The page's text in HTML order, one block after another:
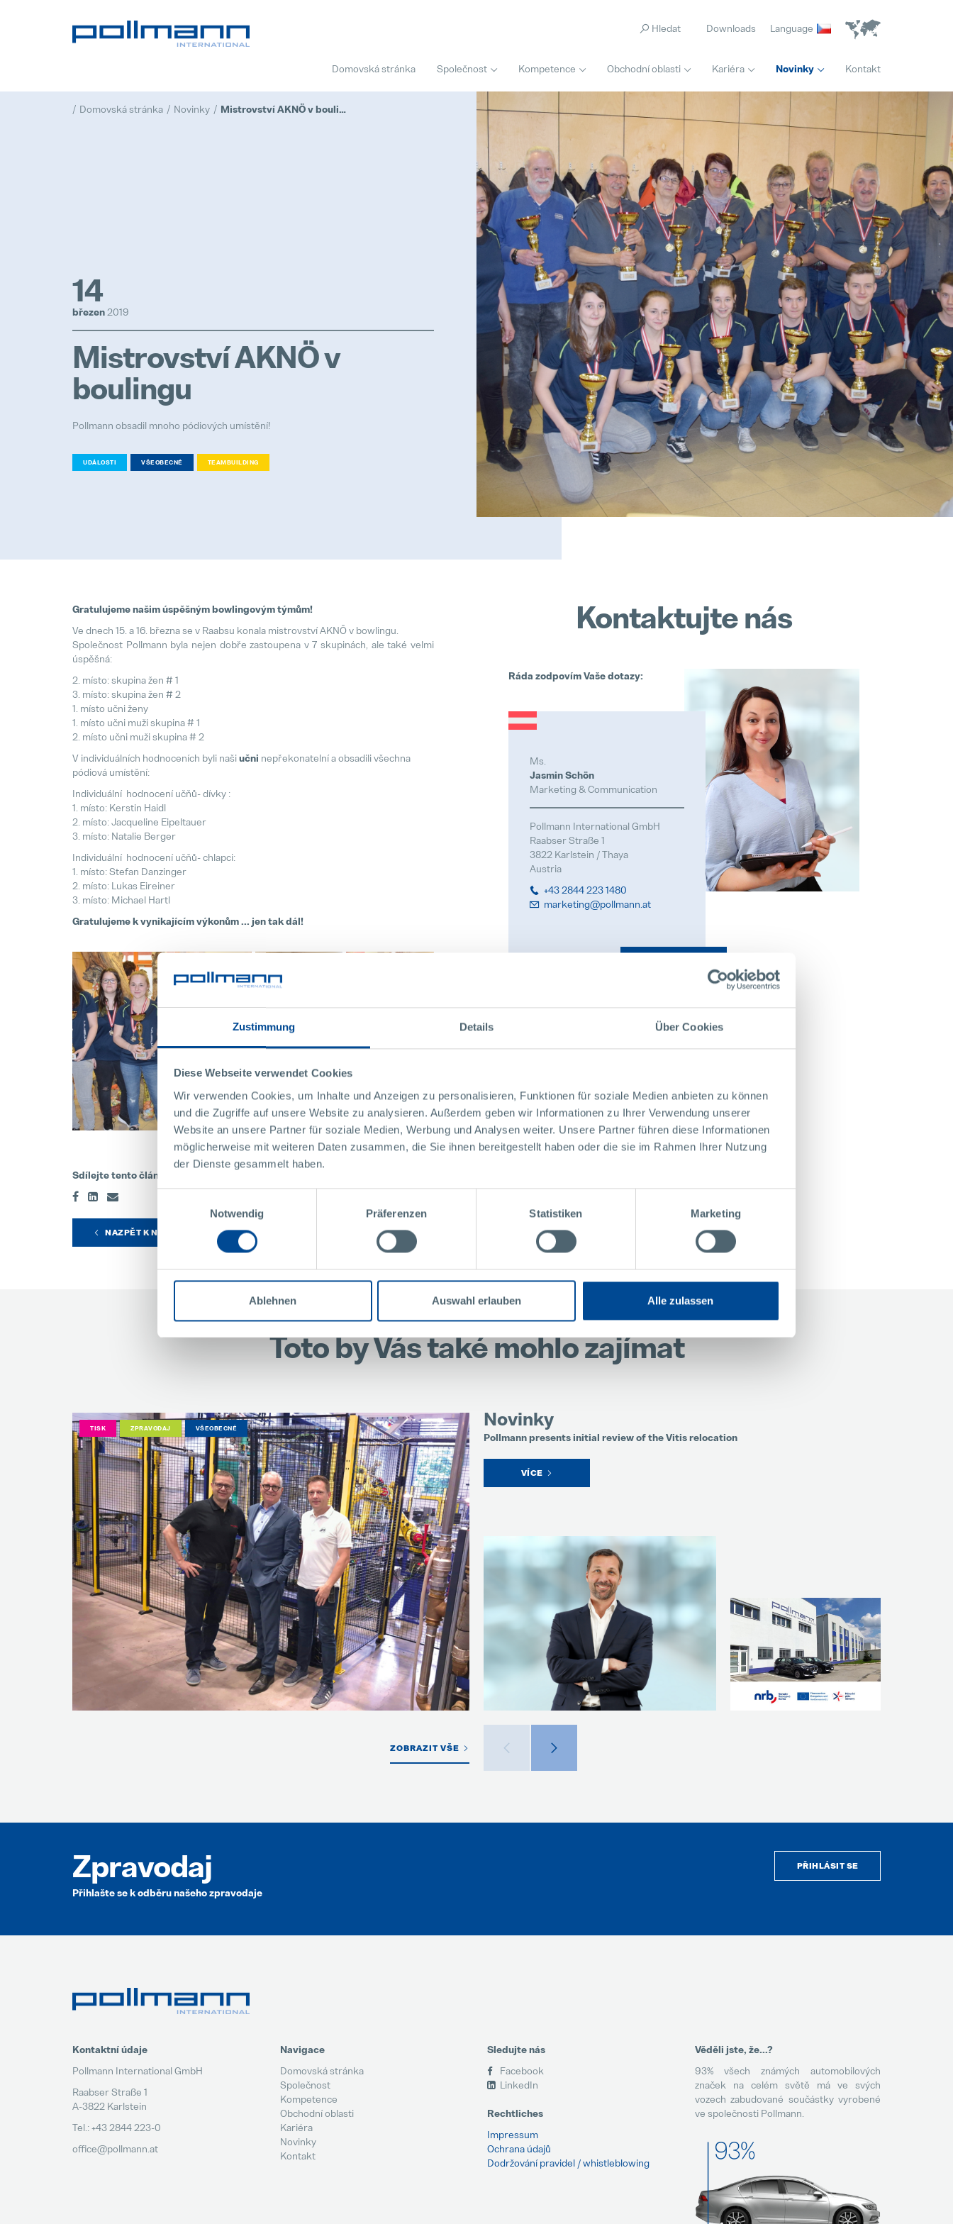
Zustimmung Details Über Cookies
Diese Webseite verwendet Cookies
Wir verwenden Cookies, um Inhalte und Anzeigen zu personalisieren, Funktionen für soziale Medien anbieten zu können
und die Zugriffe auf unsere Website zu analysieren. Außerdem geben wir Informationen zu Ihrer Verwendung unserer
Website an unsere Partner für soziale Medien, Werbung und Analysen weiter. Unsere Partner führen diese Informationen
möglicherweise mit weiteren Daten zusammen, die Sie ihnen bereitgestellt haben oder die sie im Rahmen Ihrer Nutzung
der Dienste gesammelt haben.
Notwendig
Präferenzen Statistiken Marketing
Ablehnen Auswahl erlauben Alle zulassen
Inovace
Popular
Naše zásady
Realizace
Popular
Trainee program
Popular
Popular
Logistik/logistička
Full-time
Pollmann presents initial review of the Vitis relocation
21. August 2025
Matthias Haider je novým finančním ředitelem společnosti Pollmann International
24. July 2025
Záruka Elektromobilita
28. April 2025
03. April 2025
Downloads Language
Domovská stránka Společnost Kompetence Obchodní oblasti Kariéra Novinky Kontakt
Domovská stránka Novinky Mistrovství AKNÖ v boulingu
14
březen 2019
Mistrovství AKNÖ v
boulingu
Pollmann obsadil mnoho pódiových umístění!
UDÁLOSTI VŠEOBECNÉ TEAMBUILDING
Gratulujeme našim úspěšným bowlingovým týmům!
Ve dnech 15. a 16. března se v Raabsu konala mistrovství AKNÖ v bowlingu.
Společnost Pollmann byla nejen dobře zastoupena v 7 skupinách, ale také velmi
úspěšná:
2. místo: skupina žen # 1
3. místo: skupina žen # 2
1. místo učni ženy
1. místo učni muži skupina # 1
2. místo učni muži skupina # 2
V individuálních hodnoceních byli našiučni nepřekonatelní a obsadili všechna
pódiová umístění:
Individuální hodnocení učňů- dívky :
1. místo: Kerstin Haidl
2. místo: Jacqueline Eipeltauer
3. místo: Natalie Berger
Individuální hodnocení učňů- chlapci:
1. místo: Stefan Danzinger
2. místo: Lukas Eireiner
3. místo: Michael Hartl
Gratulujeme k vynikajícím výkonům ... jen tak dál!
Sdílejte tento článek
NAZPĚT K NOVINKÁM
Kontaktujte nás
Ráda zodpovím Vaše dotazy:
Ms.
Jasmin Schön
Marketing & Communication
Pollmann International GmbH
Raabser Straße 1
3822 Karlstein / Thaya
Austria
+43 2844 223 1480
marketing@pollmann.at
Toto by Vás také mohlo zajímat
Novinky
Pollmann presents initial review of the Vitis relocation
VÍCE
TISK ZPRAVODAJ VŠEOBECNÉ
ZOBRAZIT VŠE
Zpravodaj
Přihlašte se k odběru našeho zpravodaje
PŘIHLÁSIT SE
Kontaktní údaje
Pollmann International GmbH
Raabser Straße 1
A-3822 Karlstein
Tel.: +43 2844 223-0
office@pollmann.at
Navigace
Domovská stránka
Společnost
Kompetence
Obchodní oblasti
Kariéra
Novinky
Kontakt
Věděli jste, že...?
93% všech známých automobilových
značek na celém světě má ve svých
vozech zabudované součástky vyrobené
ve společnosti Pollmann.
Sledujte nás
Facebook
LinkedIn
Rechtliches
Impressum
Ochrana údajů
Dodržování pravidel / whistleblowing